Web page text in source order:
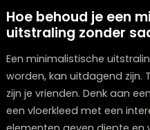
Twijfelt u over
Onze stylisten
Plan